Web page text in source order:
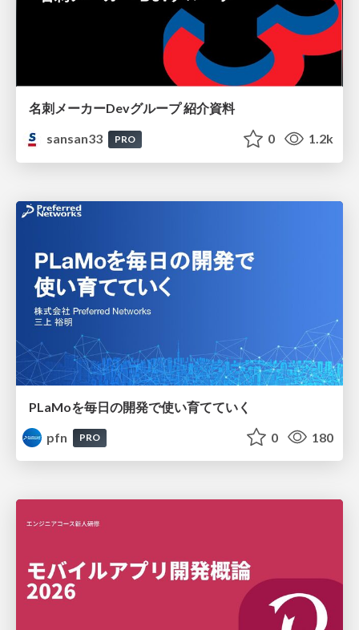
名刺メーカーDevグループ 紹介資料
sansan33
PRO 0 1.2k
PLaMoを毎日の開発で使い育てていく
pfn
PRO 0 180